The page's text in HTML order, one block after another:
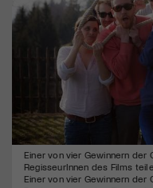
Einer von vier Gewinnern der
RegisseurInnen des Films
Einer von vier Gewinnern der
Mach mit: «Be Part of